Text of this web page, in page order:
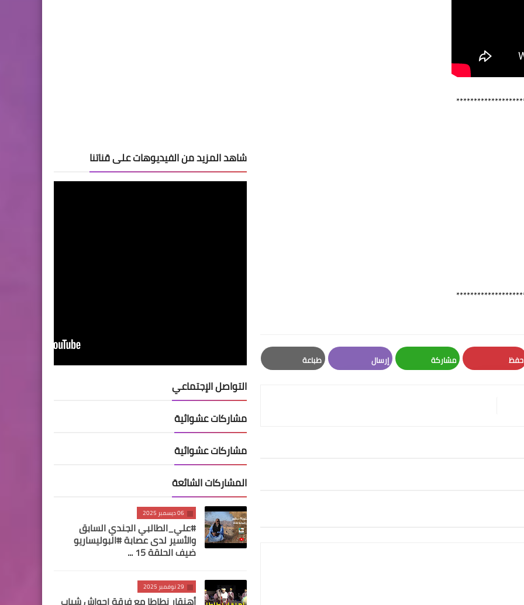
حفظ مشاركة إرسال طباعة
شاهد المزيد من الفيديوهات على قناتنا
التواصل الإجتماعي
مشاركات عشوائية
مشاركات عشوائية
المشاركات الشائعة
06 ديسمبر 2025
#علي_الطالبي الجندي السابق
والأسير لدى عصابة #البوليساريو
ضيف الحلقة 15 ...
29 نوفمبر 2025
أهنقار نطاطا مع فرقة احواش شباب